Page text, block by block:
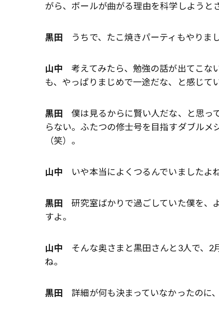
がら、ボールが曲がる理由を科学しようと
黒田 うちで、たこ焼きパーティもやりま
山中 考えてみたら、勉強の話が出てこな
も、やっぱりまじめで一途だな、と感じて
黒田 僕は見るからに賢い人だな、と思っ
らない。ふたつの修士号を目指すダブルメ
（笑）。
山中 いや本当によくつるんでいましたよ
黒田 研究室ばかりで過ごしていた僕を、
すよ。
山中 そんな奥さまと黒田さんと3人で、2
ね。
黒田 詳細が何も決まっていなかったのに